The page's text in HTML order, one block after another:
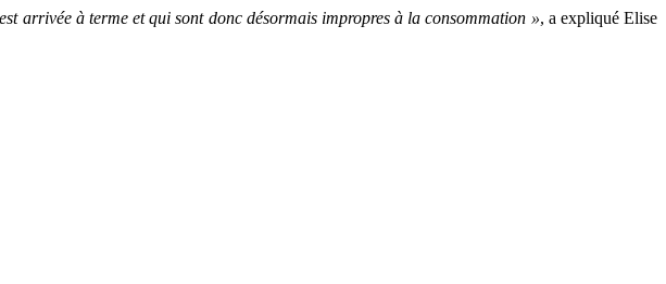
arrivée à terme et qui sont donc désormais impropres à la consommation », a expliqué Elise